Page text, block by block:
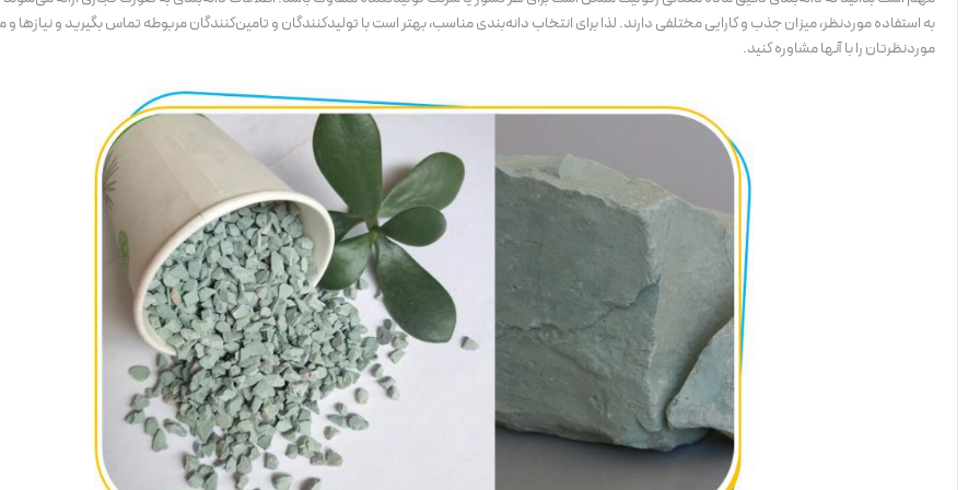
به استفاده موردنظر، میزان جذب و کارایی مختلفی دارند. لذا برای انتخاب دانه‌بندی مناسب، بهتر است با تولیدکنندگان و تامین‌کنندگان مربوطه تماس بگیرید و
موردنظرتان را با آنها مشاوره کنید.